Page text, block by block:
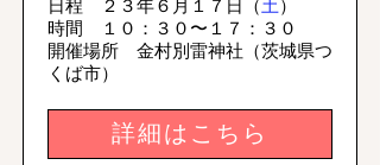
日程 ２３年６月１７日（土）
時間
１０：３０〜１７：３０
開催場所 ​ 金村別雷神社（茨城県つ
くば市）
詳細はこちら